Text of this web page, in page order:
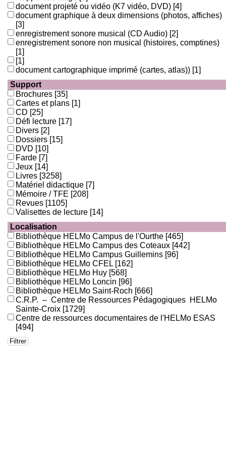
document projeté ou vidéo (K7 vidéo, DVD) [4]
document graphique à deux dimensions (photos, affiches)
[3]
enregistrement sonore musical (CD Audio) [2]
enregistrement sonore non musical (histoires, comptines)
[1]
[1]
document cartographique imprimé (cartes, atlas)) [1]
Support
Brochures [35]
Cartes et plans [1]
CD [25]
Défi lecture [17]
Divers [2]
Dossiers [15]
DVD [10]
Farde [7]
Jeux [14]
Livres [3258]
Matériel didactique [7]
Mémoire / TFE [208]
Revues [1105]
Valisettes de lecture [14]
Localisation
Bibliothèque HELMo Campus de l'Ourthe [465]
Bibliothèque HELMo Campus des Coteaux [442]
Bibliothèque HELMo Campus Guillemins [96]
Bibliothèque HELMo CFEL [162]
Bibliothèque HELMo Huy [568]
Bibliothèque HELMo Loncin [96]
Bibliothèque HELMo Saint-Roch [666]
C.R.P. – Centre de Ressources Pédagogiques HELMo
Sainte-Croix [1729]
Centre de ressources documentaires de l'HELMo ESAS
[494]